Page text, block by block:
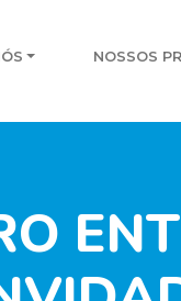
NOSSOS